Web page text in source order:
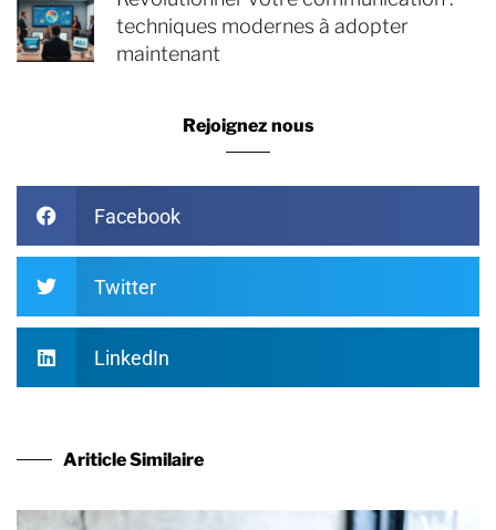
techniques modernes à adopter
maintenant
Rejoignez nous
Facebook
Twitter
LinkedIn
Ariticle Similaire